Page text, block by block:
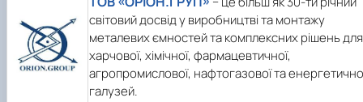
світовий досвід у виробництві та монтажу
металевих ємностей та комплексних рішень для
харчової, хімічної, фармацевтичної,
агропромислової, нафтогазової та
галузей.